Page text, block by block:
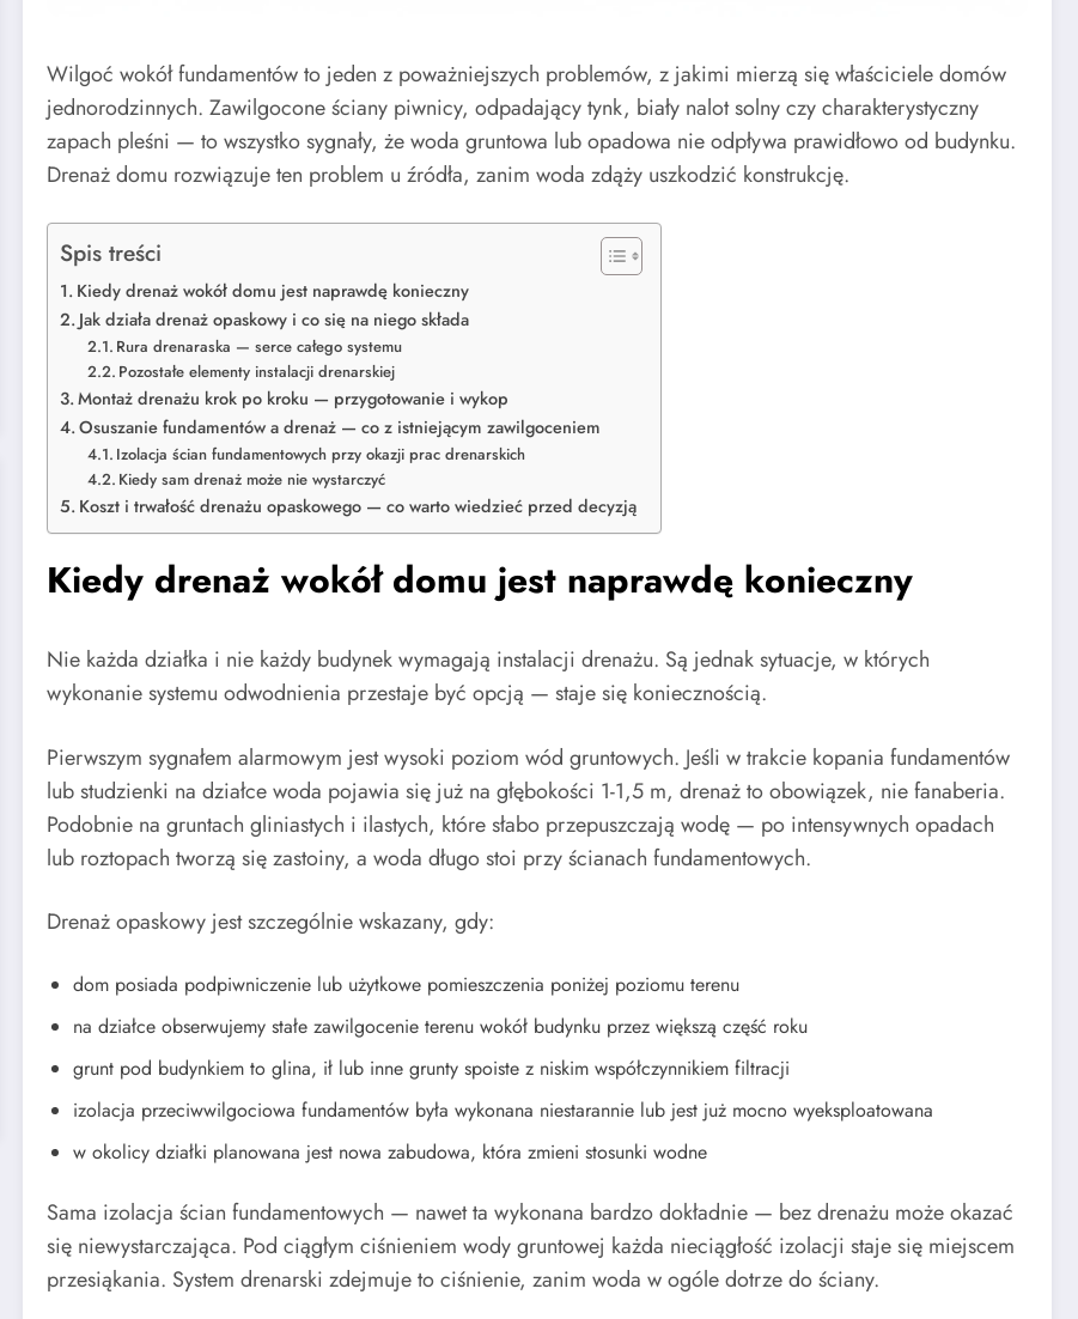
Wilgoć wokół fundamentów to jeden z poważniejszych problemów, z jakimi mierzą się właściciele domów
jednorodzinnych. Zawilgocone ściany piwnicy, odpadający tynk, biały nalot solny czy charakterystyczny
zapach pleśni — to wszystko sygnały, że woda gruntowa lub opadowa nie odpływa prawidłowo od budynku.
Drenaż domu rozwiązuje ten problem u źródła, zanim woda zdąży uszkodzić konstrukcję.
Spis treści
Kiedy drenaż wokół domu jest naprawdę konieczny
Jak działa drenaż opaskowy i co się na niego składa
Rura drenaraska — serce całego systemu
Pozostałe elementy instalacji drenarskiej
Montaż drenażu krok po kroku — przygotowanie i wykop
Osuszanie fundamentów a drenaż — co z istniejącym zawilgoceniem
Izolacja ścian fundamentowych przy okazji prac drenarskich
Kiedy sam drenaż może nie wystarczyć
Koszt i trwałość drenażu opaskowego — co warto wiedzieć przed decyzją
Kiedy drenaż wokół domu jest naprawdę konieczny
Nie każda działka i nie każdy budynek wymagają instalacji drenażu. Są jednak sytuacje, w których
wykonanie systemu odwodnienia przestaje być opcją — staje się koniecznością.
Pierwszym sygnałem alarmowym jest wysoki poziom wód gruntowych. Jeśli w trakcie kopania fundamentów
lub studzienki na działce woda pojawia się już na głębokości 1-1,5 m, drenaż to obowiązek, nie fanaberia.
Podobnie na gruntach gliniastych i ilastych, które słabo przepuszczają wodę — po intensywnych opadach
lub roztopach tworzą się zastoiny, a woda długo stoi przy ścianach fundamentowych.
Drenaż opaskowy jest szczególnie wskazany, gdy:
dom posiada podpiwniczenie lub użytkowe pomieszczenia poniżej poziomu terenu
na działce obserwujemy stałe zawilgocenie terenu wokół budynku przez większą część roku
grunt pod budynkiem to glina, ił lub inne grunty spoiste z niskim współczynnikiem filtracji
izolacja przeciwwilgociowa fundamentów była wykonana niestarannie lub jest już mocno wyeksploatowana
w okolicy działki planowana jest nowa zabudowa, która zmieni stosunki wodne
Sama izolacja ścian fundamentowych — nawet ta wykonana bardzo dokładnie — bez drenażu może okazać
się niewystarczająca. Pod ciągłym ciśnieniem wody gruntowej każda nieciągłość izolacji staje się miejscem
przesiąkania. System drenarski zdejmuje to ciśnienie, zanim woda w ogóle dotrze do ściany.